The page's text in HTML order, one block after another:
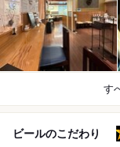
す
ビールのこだわり